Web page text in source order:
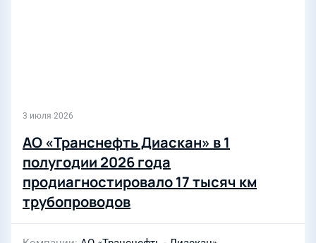
3 июля 2026
АО «Транснефть Диаскан» в 1
полугодии 2026 года
продиагностировало 17 тысяч км
трубопроводов